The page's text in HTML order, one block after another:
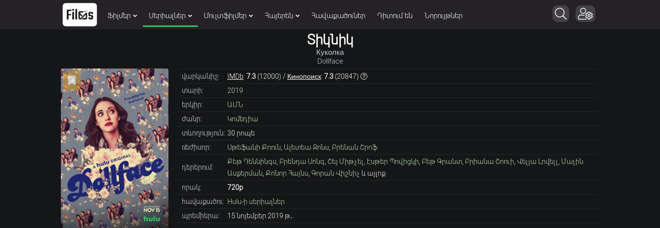
Ֆիլմեր Սերիալներ Մուլտֆիլմեր Հայերեն Հավաքածուներ Դիտում են Նորույթներ
Տիկնիկ
Куколка
Dollface
վարկանիշ: IMDb: 7.3(12000) / Кинопоиск: 7.3(20847)
տարի:
2019
երկիր:
ԱՄՆ
ժանր:
Կոմեդիա
տևողություն: 30 րոպե
ռեժիսոր:
Սթեֆանի Քոուն Ալետեա Ջոնս Բրենան Շրոֆ
դերերում:
Քեթ Դեննինգս Բրենդա Սոնգ Շեյ Միթչել Էսթեր Պովիցկի Բեթ Գրանտ, Բրիանա Շոուի Վելլա Լովելլ
Մալին
Ասքերման Քոնոր Հայնս Գորան Վիշնիչ և այլոք
որակ:
720p
հավաքածու: Hulu-ի սերիալներ
պրեմիերա:
15 նոյեմբեր 2019 թ․